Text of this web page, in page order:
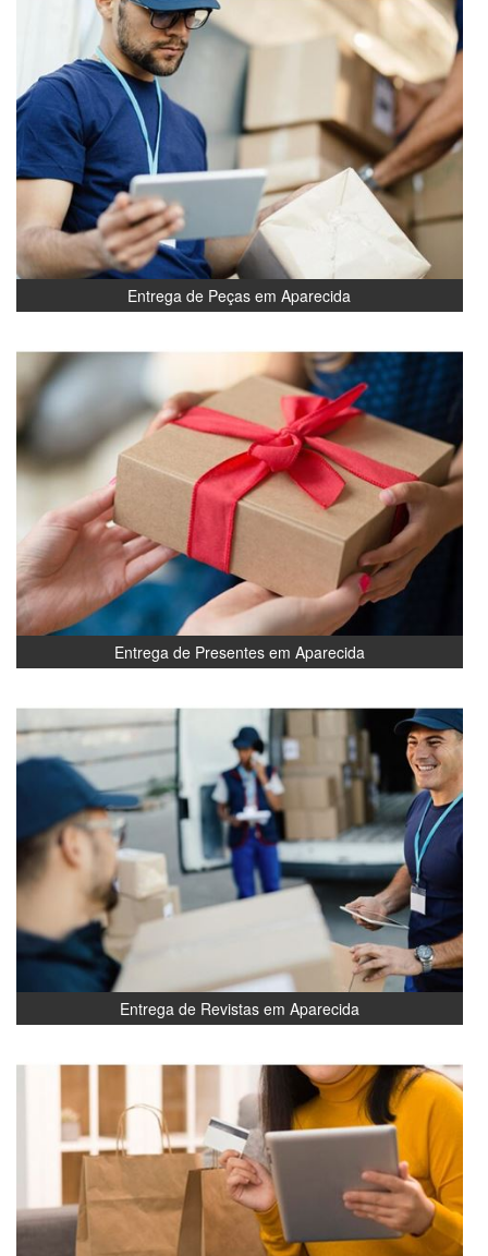
Entrega de Peças em Aparecida
Entrega de Presentes em Aparecida
Entrega de Revistas em Aparecida